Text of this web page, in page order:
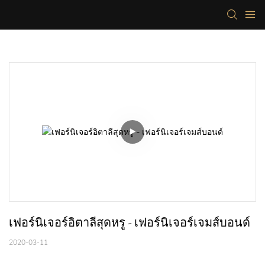
เฟอร์นิเจอร์อิตาลีสุดหรู - เฟอร์นิเจอร์เจมส์บอนด์
2020-03-11